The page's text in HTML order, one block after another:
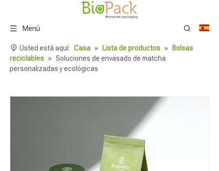
Menú
Usted está aquí: Casa » Lista de productos »
Bolsas
reciclables » Soluciones de envasado de matcha
personalizadas y ecológicas